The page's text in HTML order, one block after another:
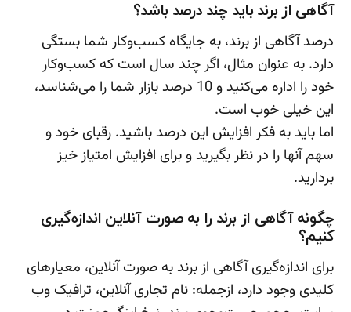
آگاهی از برند باید چند درصد باشد؟
درصد آگاهی از برند، به جایگاه کسب‌وکار شما بستگی
دارد. به عنوان مثال، اگر چند سال است که کسب‌وکار
خود را اداره می‌کنید و 10 درصد بازار شما را می‌شناسد،
این خیلی خوب است.
اما باید به فکر افزایش این درصد باشید. رقبای خود و
سهم آنها را در نظر بگیرید و برای افزایش امتیاز خیز
بردارید.
چگونه آگاهی از برند را به صورت آنلاین اندازه‌گیری
کنیم؟
برای اندازه‌گیری آگاهی از برند به صورت آنلاین، معیارهای
کلیدی وجود دارد، ازجمله: نام تجاری آنلاین، ترافیک وب